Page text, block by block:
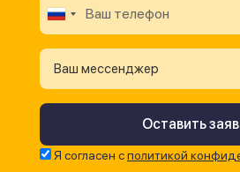
Ваш мессенджер
Я согласен сполитикой